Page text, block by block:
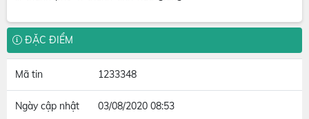
ĐẶC ĐIỂM
Mã tin 1233348
Ngày cập nhật 03/08/2020 08:53